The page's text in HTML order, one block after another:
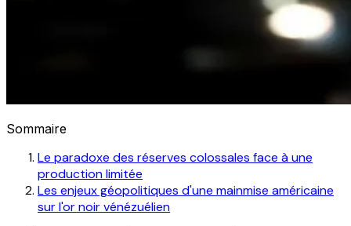
Sommaire
Le paradoxe des réserves colossales face à une
production limitée
Les enjeux géopolitiques d'une mainmise américaine
sur l'or noir vénézuélien